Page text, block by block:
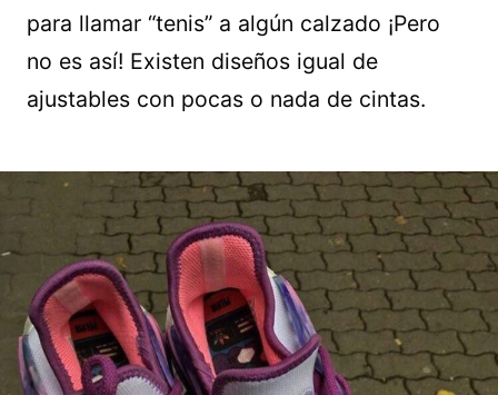
para llamar “tenis” a algún calzado ¡Pero
no es así! Existen diseños igual de
ajustables con pocas o nada de cintas.